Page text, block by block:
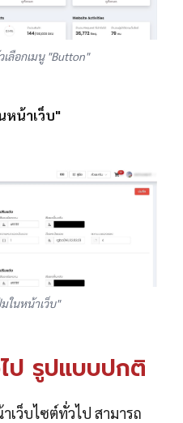
ลือกเมนู "Button"
หน้าเว็บ"
ในหน้าเว็บ"
ป รูปแบบปกติ
ว็บไซต์ทั่วไป สามารถ